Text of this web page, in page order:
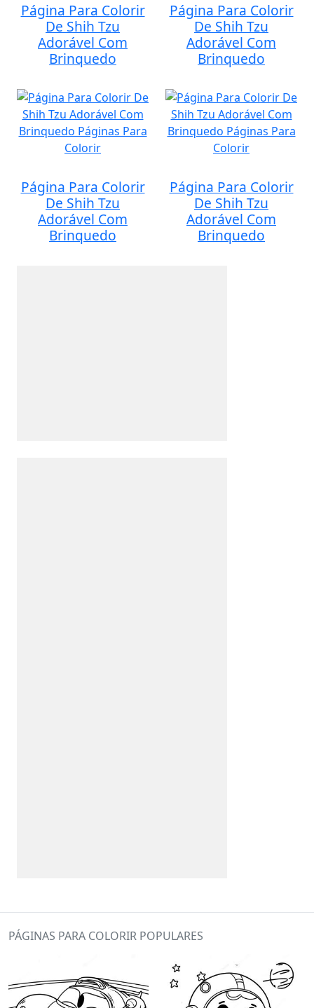
Página Para Colorir
De Shih Tzu
Adorável Com
Brinquedo
Página Para Colorir
De Shih Tzu
Adorável Com
Brinquedo
Página Para Colorir
De Shih Tzu
Adorável Com
Brinquedo
Página Para Colorir
De Shih Tzu
Adorável Com
Brinquedo
PÁGINAS PARA COLORIR POPULARES